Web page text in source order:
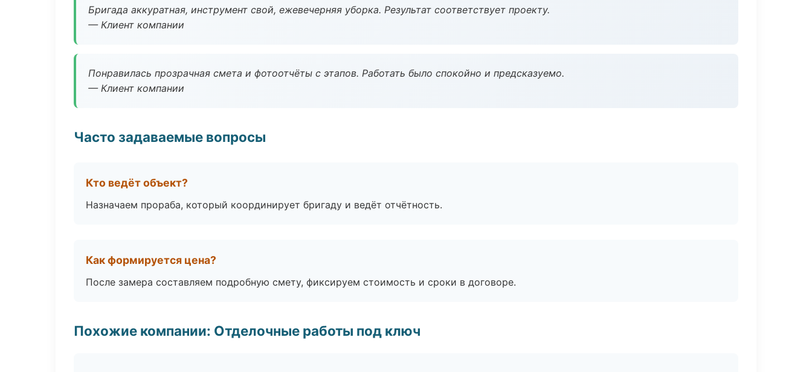
Бригада аккуратная, инструмент свой, ежевечерняя уборка. Результат соответствует проекту.
— Клиент компании
Понравилась прозрачная смета и фотоотчёты с этапов. Работать было спокойно и предсказуемо.
— Клиент компании
Часто задаваемые вопросы
Кто ведёт объект?
Назначаем прораба, который координирует бригаду и ведёт отчётность.
Как формируется цена?
После замера составляем подробную смету, фиксируем стоимость и сроки в договоре.
Похожие компании: Отделочные работы под ключ